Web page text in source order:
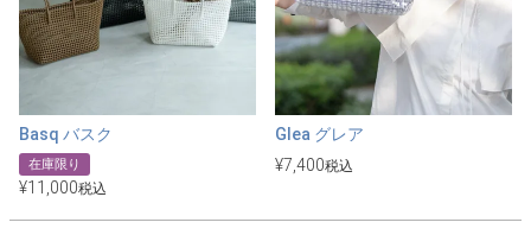
Basq バスク
在庫限り
¥11,000税込
Glea グレア
¥7,400税込